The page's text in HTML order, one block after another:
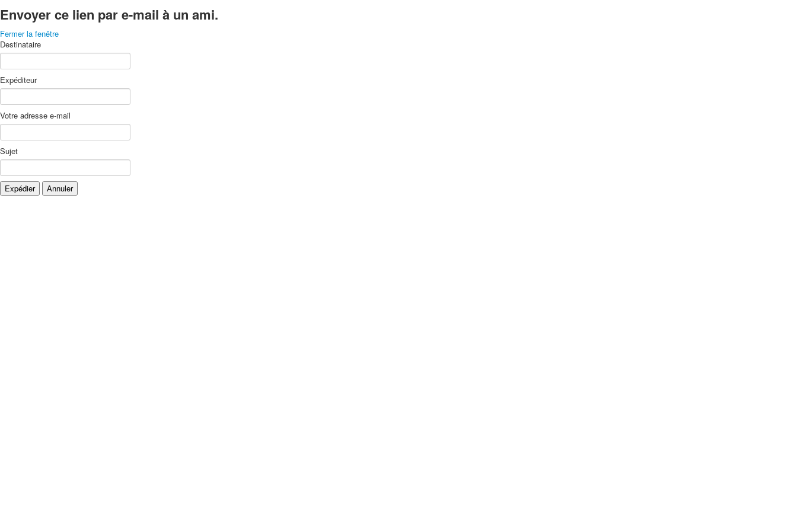
Envoyer ce lien par e-mail à un ami.
Fermer la fenêtre
Destinataire
Expéditeur
Votre adresse e-mail
Sujet
Expédier Annuler